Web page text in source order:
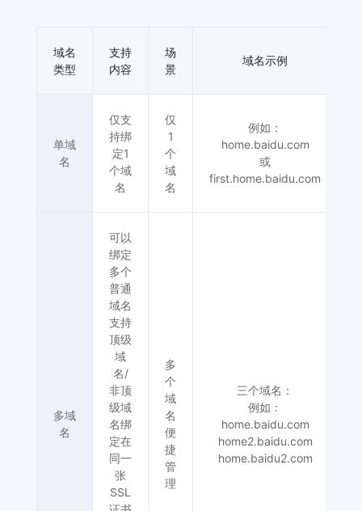
域名
类型
支持
内容
场
景
域名示例
单域
名
仅支
持绑
定1
个域
名
仅
1
个
域
名
例如：
home.baidu.com
或
first.home.baidu.com
多域
名
可以
绑定
多个
普通
域名
支持
顶级
域
名/
非顶
级域
名绑
定在
同一
张
SSL
多
个
域
名
便
捷
管
理
三个域名：
例如：
home.baidu.com
home2.baidu.com
home.baidu2.com